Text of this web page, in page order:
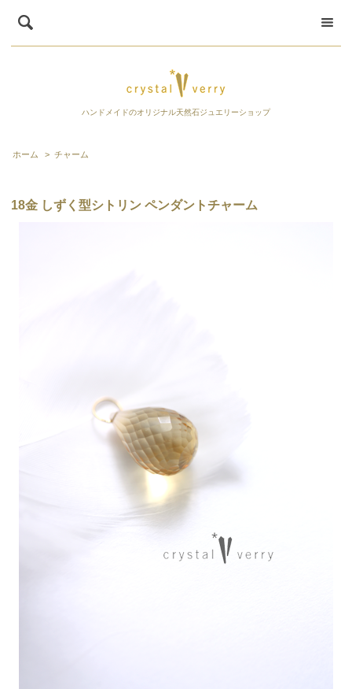
ハンドメイドのオリジナル天然石ジュエリーショップ
ホーム > チャーム
18金 しずく型シトリン ペンダントチャーム